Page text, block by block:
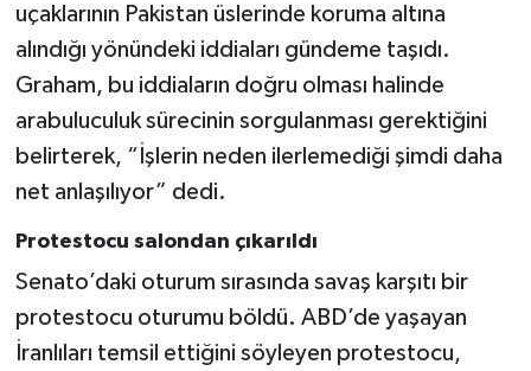
uçaklarının Pakistan üslerinde koruma altına
alındığı yönündeki iddiaları gündeme taşıdı.
Graham, bu iddiaların doğru olması halinde
arabuluculuk sürecinin sorgulanması gerektiğini
belirterek, “İşlerin neden ilerlemediği şimdi daha
net anlaşılıyor” dedi.
Protestocu salondan çıkarıldı
Senato’daki oturum sırasında savaş karşıtı bir
protestocu oturumu böldü. ABD’de yaşayan
İranlıları temsil ettiğini söyleyen protestocu,